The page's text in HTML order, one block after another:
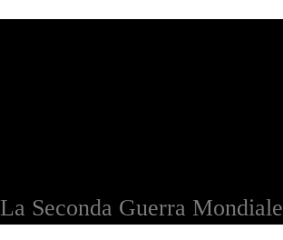
La Seconda Guerra Mondiale